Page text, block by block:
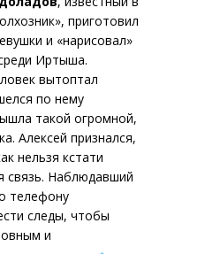
приготовил
и «нарисовал»
Иртыша.
вытоптал
по нему
такой огромной,
Алексей признался,
нельзя кстати
связь. Наблюдавший
телефону
следы, чтобы
и